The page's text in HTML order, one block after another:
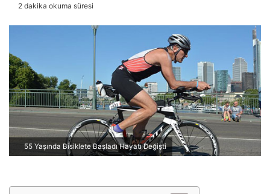
s
t
a
g
ö
e
2 dakika okuma süresi
55 Yaşında Bisiklete Başladı Hayatı Değişti